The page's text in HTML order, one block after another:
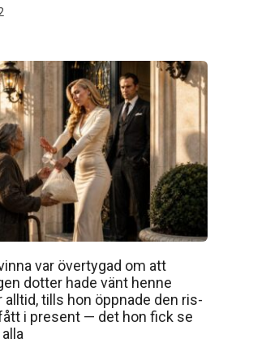
var övertygad om att
dotter hade vänt henne
alltid, tills hon öppnade den ris­
i present — det hon fick se